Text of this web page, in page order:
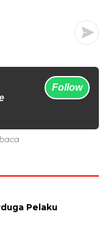
Follow
Pelaku